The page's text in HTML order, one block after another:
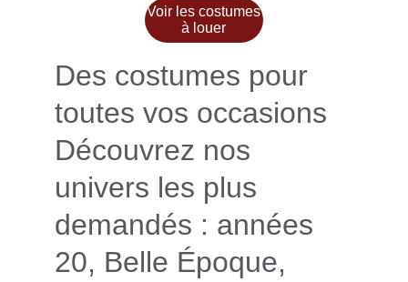
Voir les costumes
à louer
Des costumes pour
toutes vos occasions
Découvrez nos
univers les plus
demandés : années
20, Belle Époque,